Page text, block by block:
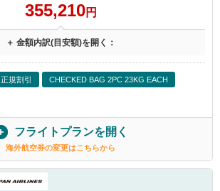
355,210円
＋ 金額内訳(目安額)を開く：
正規割引 CHECKED BAG 2PC 23KG EACH
フライトプランを開く
海外航空券の変更はこちらから